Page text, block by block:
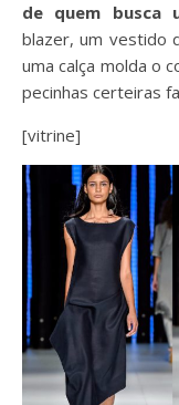
de quem busca
blazer, um vestido
uma calça molda o
pecinhas certeiras
[vitrine]